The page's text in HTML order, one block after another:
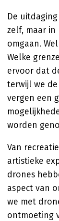
De
zelf, maar in
omgaan.
Welke
ervoor dat
terwijl we de
vergen een
worden
Van
artistieke
drones
aspect van
we met
ontmoeting